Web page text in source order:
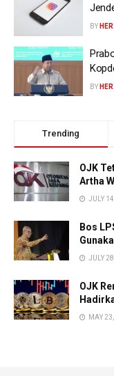
BY
BY
Trending
OJK
Artha
JULY
Bos
JULY
OJK
MAY